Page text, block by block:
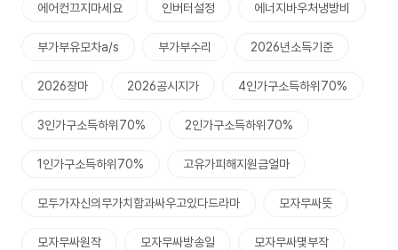
에어컨끄지마세요 인버터설정 에너지바우처냉방비
부가부유모차a/s 부가부수리 2026년소득기준
2026장마 2026공시지가 4인가구소득하위70%
3인가구소득하위70% 2인가구소득하위70%
1인가구소득하위70% 고유가피해지원금얼마
모두가자신의무가치함과싸우고있다드라마 모자무싸뜻
모자무싸원작 모자무싸방송일 모자무싸몇부작